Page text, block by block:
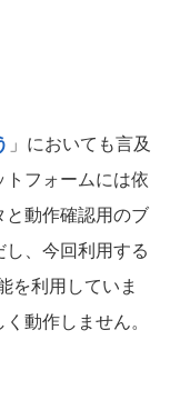
」においても言及
フォームには依
動作確認用のブ
、今回利用する
を利用していま
動作しません。